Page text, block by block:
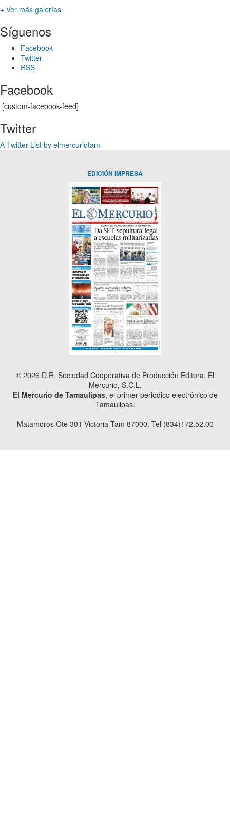
+ Ver más galerías
Síguenos
Facebook
Twitter
RSS
Facebook
[custom-facebook-feed]
Twitter
A Twitter List by elmercuriotam
EDICIÓN IMPRESA
© 2026 D.R. Sociedad Cooperativa de Producción Editora, El
Mercurio, S.C.L.
El Mercurio de Tamaulipas, el primer periódico electrónico de
Tamaulipas.
Matamoros Ote 301 Victoria Tam 87000. Tel (834)172.52.00